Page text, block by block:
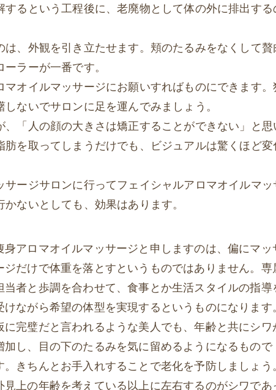
るという工程後に、老廃物として体の外に排出する
、外観を引き立たせます。頬のたるみをなくして贅
ラーが一番です。
オイルマッサージにお願いすればものにできます。
ないでサロンに足を運んでみましょう。
「人の顔の大きさは矯正することができない」と思
を取ってしまうだけでも、ビジュアルは驚くほど変
ージサロンに行ってフェイシャルアロマオイルマッ
ないとしても、効果はあります。
身アロマオイルマッサージと申しますのは、偏にマッ
ジだけで体重を落とすというものではありません。専
当者と歩調を合わせて、食事とか生活スタイルの指導
けながら希望の体型を実現するというものになります。
に完璧だと言われるような美人でも、年齢と共にシワ
加し、目の下のたるみを気に留めるようになるもので
。きちんとお手入れすることで老化を予防しましょう。
見上の年齢を考えている以上に左右するのがシワであ